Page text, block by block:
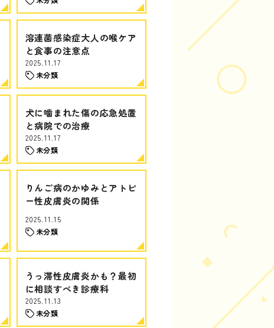
溶連菌感染症大人の喉ケア
と食事の注意点
2025.11.17
未分類
犬に噛まれた傷の応急処置
と病院での治療
2025.11.17
未分類
りんご病のかゆみとアトピ
ー性皮膚炎の関係
2025.11.15
未分類
うっ滞性皮膚炎かも？最初
に相談すべき診療科
2025.11.13
未分類